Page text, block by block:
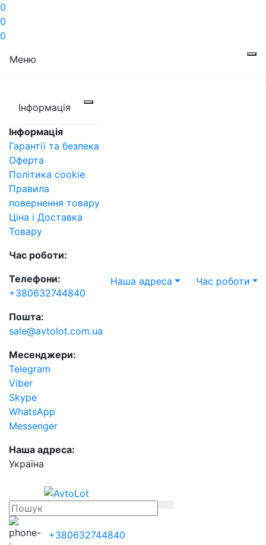
0
0
0
Меню
Інформація
Інформація
Гарантії та безпека
Оферта
Політика cookie
Правила
повернення товару
Ціна і Доставка
Товару
Час роботи:
Телефони:
+380632744840
Пошта:
sale@avtolot.com.ua
Месенджери:
Telegram
Viber
Skype
WhatsApp
Messenger
Наша адреса:
Українa
Наша адреса Час роботи
+380632744840